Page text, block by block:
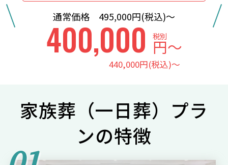
400,000 税別
円〜
440,000円(税込)〜
通常価格 495,000円(税込)〜
家族葬（一日葬）プラ
ンの特徴